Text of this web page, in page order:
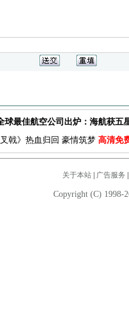
球最佳航空公司出炉：海航获五
戟》热血归回 豪情筑梦 高清免
关于本站| 广告服务
Copyright (C) 1998-